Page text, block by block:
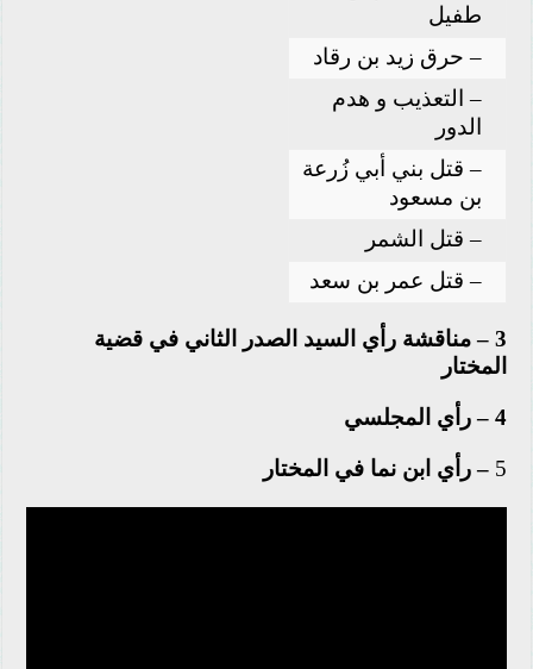
طفيل
– حرق زيد بن رقاد
– التعذيب و هدم
الدور
– قتل بني أبي زُرعة
بن مسعود
– قتل الشمر
– قتل عمر بن سعد
3 – مناقشة رأي السيد الصدر الثاني في قضية
المختار
4 – رأي المجلسي
5 – رأي ابن نما في المختار